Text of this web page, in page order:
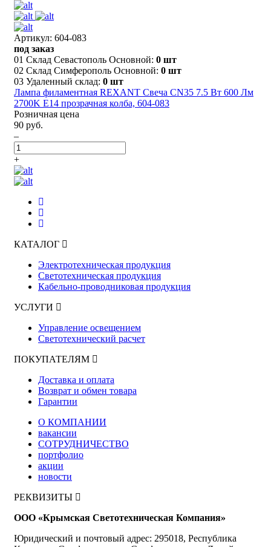
Артикул: 604-083
под заказ
01 Склад Севастополь Основной: 0 шт
02 Склад Симферополь Основной: 0 шт
03 Удаленный склад: 0 шт
Лампа филаментная REXANT Свеча CN35 7.5 Вт 600 Лм
2700K E14 прозрачная колба, 604-083
Розничная цена
90 руб.
–
+
КАТАЛОГ
Электротехническая продукция
Светотехническая продукция
Кабельно-проводниковая продукция
УСЛУГИ
Управление освещением
Светотехнический расчет
ПОКУПАТЕЛЯМ
Доставка и оплата
Возврат и обмен товара
Гарантии
О КОМПАНИИ
вакансии
СОТРУДНИЧЕСТВО
портфолио
акции
новости
РЕКВИЗИТЫ
ООО «Крымская Светотехническая Компания»
Юридический и почтовый адрес: 295018, Республика